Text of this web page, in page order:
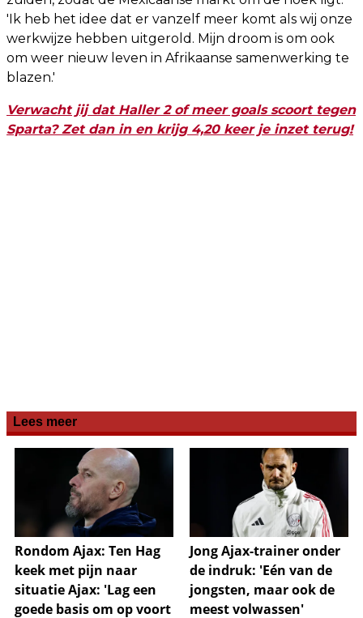
'Ik heb het idee dat er vanzelf meer komt als wij onze
werkwijze hebben uitgerold. Mijn droom is om ook
om weer nieuw leven in Afrikaanse samenwerking te
blazen.'
Verwacht jij dat Haller 2 of meer goals scoort tegen
Sparta? Zet dan in en krijg 4,20 keer je inzet terug!